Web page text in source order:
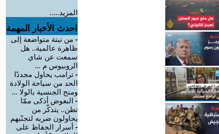
المزيد.....
احدث الأخبار المهمة
- من نبتة متواضعة إلى
ظاهرة عالمية.. هل
سمعت عن شاي
الروبيوس م ...
- ترامب يحاول مجددًا
الحد من سياحة الولادة
ومنح الجنسية بالولا ...
- البعوض أذكى ممّا
تظن.. يتذكّر من
يحاولون ضربه لتجنّبهم
- أسرار الحفاظ على